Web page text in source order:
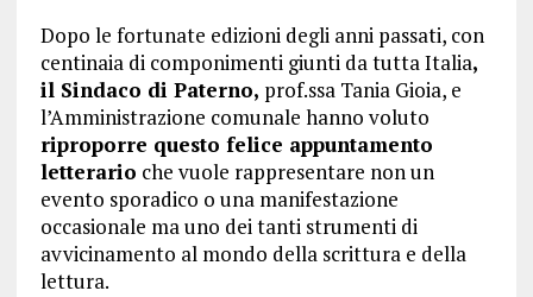
Dopo le fortunate edizioni degli anni passati, con
centinaia di componimenti giunti da tutta Italia,
il Sindaco di Paterno, prof.ssa Tania Gioia, e
l’Amministrazione comunale hanno voluto
riproporre questo felice appuntamento
letterario che vuole rappresentare non un
evento sporadico o una manifestazione
occasionale ma uno dei tanti strumenti di
avvicinamento al mondo della scrittura e della
lettura.